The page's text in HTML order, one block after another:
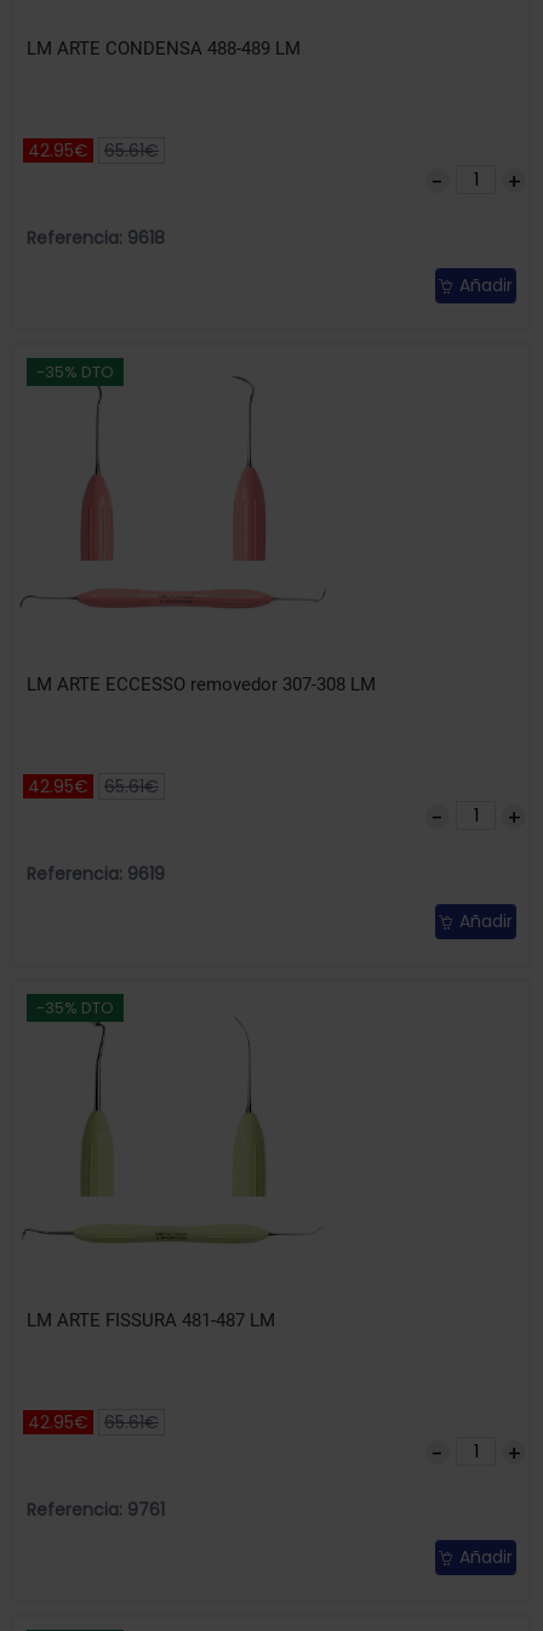
LM ARTE CONDENSA 488-489 LM
42.95€ 65.61€
Referencia: 9618
Añadir
-35% DTO
LM ARTE ECCESSO removedor 307-308 LM
42.95€ 65.61€
Referencia: 9619
Añadir
-35% DTO
LM ARTE FISSURA 481-487 LM
42.95€ 65.61€
Referencia: 9761
Añadir